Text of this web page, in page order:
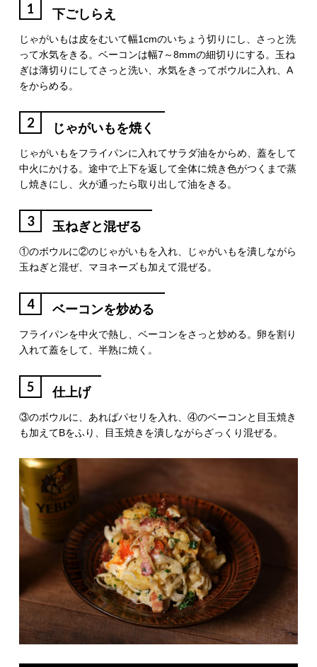
1 下ごしらえ
じゃがいもは皮をむいて幅1cmのいちょう切りにし、さっと洗
って水気をきる。ベーコンは幅7～8mmの細切りにする。玉ね
ぎは薄切りにしてさっと洗い、水気をきってボウルに入れ、A
をからめる。
2 じゃがいもを焼く
じゃがいもをフライパンに入れてサラダ油をからめ、蓋をして
中火にかける。途中で上下を返して全体に焼き色がつくまで蒸
し焼きにし、火が通ったら取り出して油をきる。
3 玉ねぎと混ぜる
①のボウルに②のじゃがいもを入れ、じゃがいもを潰しながら
玉ねぎと混ぜ、マヨネーズも加えて混ぜる。
4 ベーコンを炒める
フライパンを中火で熱し、ベーコンをさっと炒める。卵を割り
入れて蓋をして、半熟に焼く。
5 仕上げ
③のボウルに、あればパセリを入れ、④のベーコンと目玉焼き
も加えてBをふり、目玉焼きを潰しながらざっくり混ぜる。